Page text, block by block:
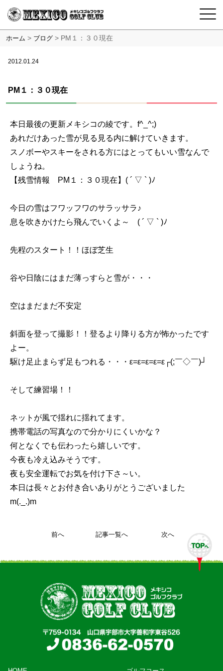
ホーム > ブログ > PM１：３０現在
2012.01.24
PM１：３０現在
本日最後の更新メキシコの綾です。f^_^;)
あれだけあった雪が見る見る内に解けていきます。
スノボーやスキーをされる方にはとってもいい雪なんで
しょうね。
【残雪情報 PM１：３０現在】( ´ ▽ ` )ﾉ
今日の雪はフワッフワのサラッサラ♪
息を吹きかけたら飛んでいくよ～ ( ´ ▽ ` )ﾉ
先程のスタート！！ほぼ芝生
谷や日陰にはまだ薄っすらと雪が・・・
空はまだまだ不安定
斜面を登って撮影！！登るより降りる方が怖かったです
よー。
駆け足止まらず足もつれる・・・ε=ε=ε=ε=ε┌(;￣◇￣)┘
そして練習場！！
ネットが風で揺れに揺れてます。
携帯電話の写真なので分かりにくいかな？
何となくでも伝わったら嬉しいです。
今夜も冷え込みそうです。
夜も安全運転でお気を付け下さ～い。
本日は長々とお付き合いありがとうございました
m(._.)m
前へ 記事一覧へ 次へ